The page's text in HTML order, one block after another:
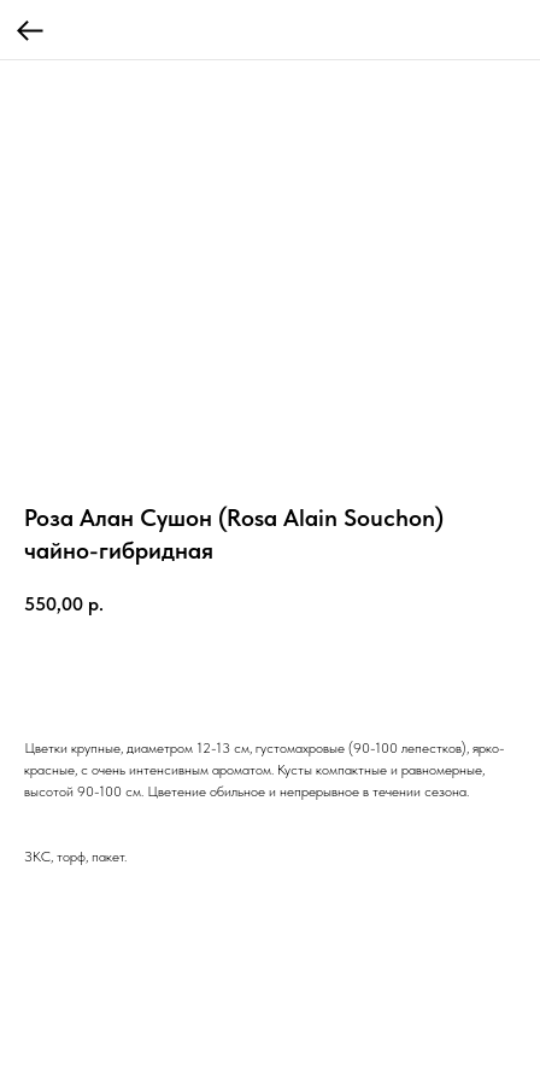
Роза Алан Сушон (Rosa Alain Souchon)
чайно-гибридная
550,00 р.
Цветки крупные, диаметром 12-13 см, густомахровые (90-100 лепестков), ярко-
красные, с очень интенсивным ароматом. Кусты компактные и равномерные,
высотой 90-100 см. Цветение обильное и непрерывное в течении сезона.
ЗКС, торф, пакет.